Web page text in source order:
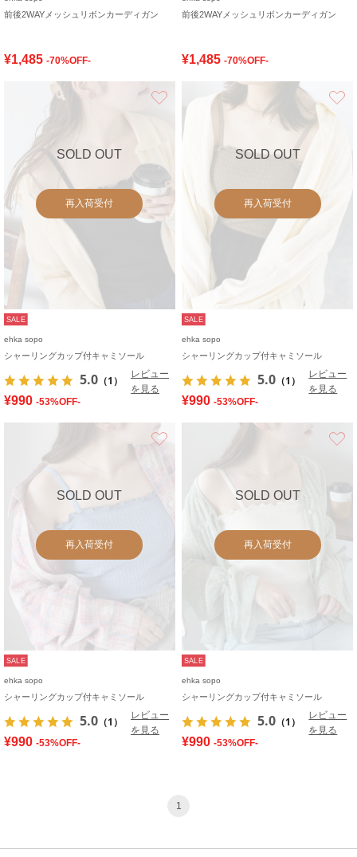
前後2WAYメッシュリボンカーディガン
¥1,485 -70%OFF-
前後2WAYメッシュリボンカーディガン
¥1,485 -70%OFF-
SOLD OUT
再入荷受付
SALE
ehka sopo
シャーリングカップ付キャミソール
5.0 （1）
レビュー
を見る
¥990 -53%OFF-
SOLD OUT
再入荷受付
SALE
ehka sopo
シャーリングカップ付キャミソール
5.0 （1）
レビュー
を見る
¥990 -53%OFF-
SOLD OUT
再入荷受付
SALE
ehka sopo
シャーリングカップ付キャミソール
5.0 （1）
レビュー
を見る
¥990 -53%OFF-
SOLD OUT
再入荷受付
SALE
ehka sopo
シャーリングカップ付キャミソール
5.0 （1）
レビュー
を見る
¥990 -53%OFF-
1